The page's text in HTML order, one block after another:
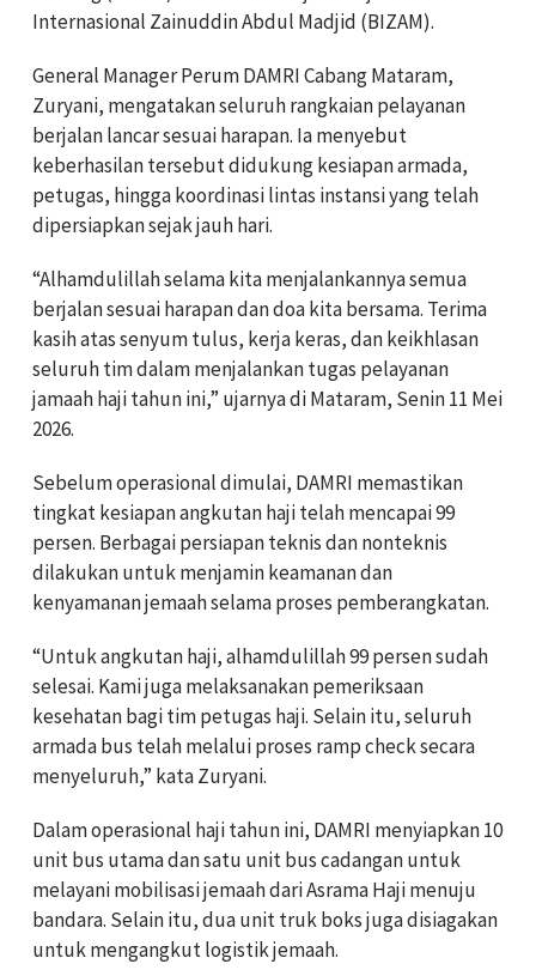
Internasional Zainuddin Abdul Madjid (BIZAM).
General Manager Perum DAMRI Cabang Mataram,
Zuryani, mengatakan seluruh rangkaian pelayanan
berjalan lancar sesuai harapan. Ia menyebut
keberhasilan tersebut didukung kesiapan armada,
petugas, hingga koordinasi lintas instansi yang telah
dipersiapkan sejak jauh hari.
“Alhamdulillah selama kita menjalankannya semua
berjalan sesuai harapan dan doa kita bersama. Terima
kasih atas senyum tulus, kerja keras, dan keikhlasan
seluruh tim dalam menjalankan tugas pelayanan
jamaah haji tahun ini,” ujarnya di Mataram, Senin 11 Mei
2026.
Sebelum operasional dimulai, DAMRI memastikan
tingkat kesiapan angkutan haji telah mencapai 99
persen. Berbagai persiapan teknis dan nonteknis
dilakukan untuk menjamin keamanan dan
kenyamanan jemaah selama proses pemberangkatan.
“Untuk angkutan haji, alhamdulillah 99 persen sudah
selesai. Kami juga melaksanakan pemeriksaan
kesehatan bagi tim petugas haji. Selain itu, seluruh
armada bus telah melalui proses ramp check secara
menyeluruh,” kata Zuryani.
Dalam operasional haji tahun ini, DAMRI menyiapkan 10
unit bus utama dan satu unit bus cadangan untuk
melayani mobilisasi jemaah dari Asrama Haji menuju
bandara. Selain itu, dua unit truk boks juga disiagakan
untuk mengangkut logistik jemaah.